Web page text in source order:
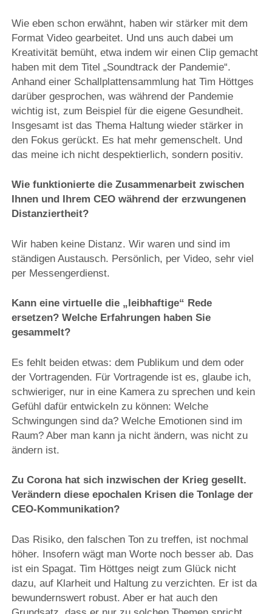
Wie eben schon erwähnt, haben wir stärker mit dem
Format Video gearbeitet. Und uns auch dabei um
Kreativität bemüht, etwa indem wir einen Clip gemacht
haben mit dem Titel „Soundtrack der Pandemie“.
Anhand einer Schallplattensammlung hat Tim Höttges
darüber gesprochen, was während der Pandemie
wichtig ist, zum Beispiel für die eigene Gesundheit.
Insgesamt ist das Thema Haltung wieder stärker in
den Fokus gerückt. Es hat mehr gemenschelt. Und
das meine ich nicht despektierlich, sondern positiv.
Wie funktionierte die Zusammenarbeit zwischen
Ihnen und Ihrem CEO während der erzwungenen
Distanziertheit?
Wir haben keine Distanz. Wir waren und sind im
ständigen Austausch. Persönlich, per Video, sehr viel
per Messengerdienst.
Kann eine virtuelle die „leibhaftige“ Rede
ersetzen? Welche Erfahrungen haben Sie
gesammelt?
Es fehlt beiden etwas: dem Publikum und dem oder
der Vortragenden. Für Vortragende ist es, glaube ich,
schwieriger, nur in eine Kamera zu sprechen und kein
Gefühl dafür entwickeln zu können: Welche
Schwingungen sind da? Welche Emotionen sind im
Raum? Aber man kann ja nicht ändern, was nicht zu
ändern ist.
Zu Corona hat sich inzwischen der Krieg gesellt.
Verändern diese epochalen Krisen die Tonlage der
CEO-Kommunikation?
Das Risiko, den falschen Ton zu treffen, ist nochmal
höher. Insofern wägt man Worte noch besser ab. Das
ist ein Spagat. Tim Höttges neigt zum Glück nicht
dazu, auf Klarheit und Haltung zu verzichten. Er ist da
bewundernswert robust. Aber er hat auch den